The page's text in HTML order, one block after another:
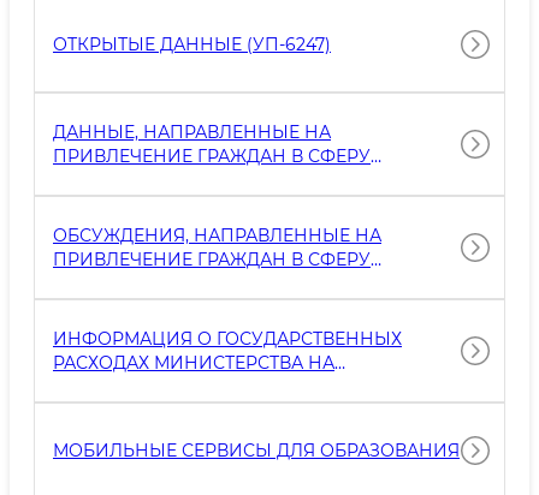
ОТКРЫТЫЕ ДАННЫЕ (УП-6247)
ДАННЫЕ, НАПРАВЛЕННЫЕ НА
ПРИВЛЕЧЕНИЕ ГРАЖДАН В СФЕРУ
ОБСУЖДЕНИЯ, НАПРАВЛЕННЫЕ НА
ПРИВЛЕЧЕНИЕ ГРАЖДАН В СФЕРУ
ИНФОРМАЦИЯ О ГОСУДАРСТВЕННЫХ
РАСХОДАХ МИНИСТЕРСТВА НА
МОБИЛЬНЫЕ СЕРВИСЫ ДЛЯ ОБРАЗОВАНИЯ